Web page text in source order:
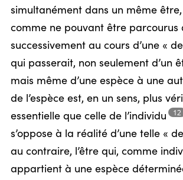
simultanément dans un même
comme ne pouvant être parcourus
successivement au cours d’une «
qui passerait, non seulement d’un
mais même d’une espèce à une
de l’espèce est, en un sens, plus
essentielle que celle de l’individu 12
s’oppose à la réalité d’une telle «
au contraire, l’être qui, comme
appartient à une espèce